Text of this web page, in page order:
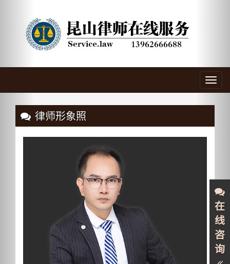
律师形象照
在
线
咨
询